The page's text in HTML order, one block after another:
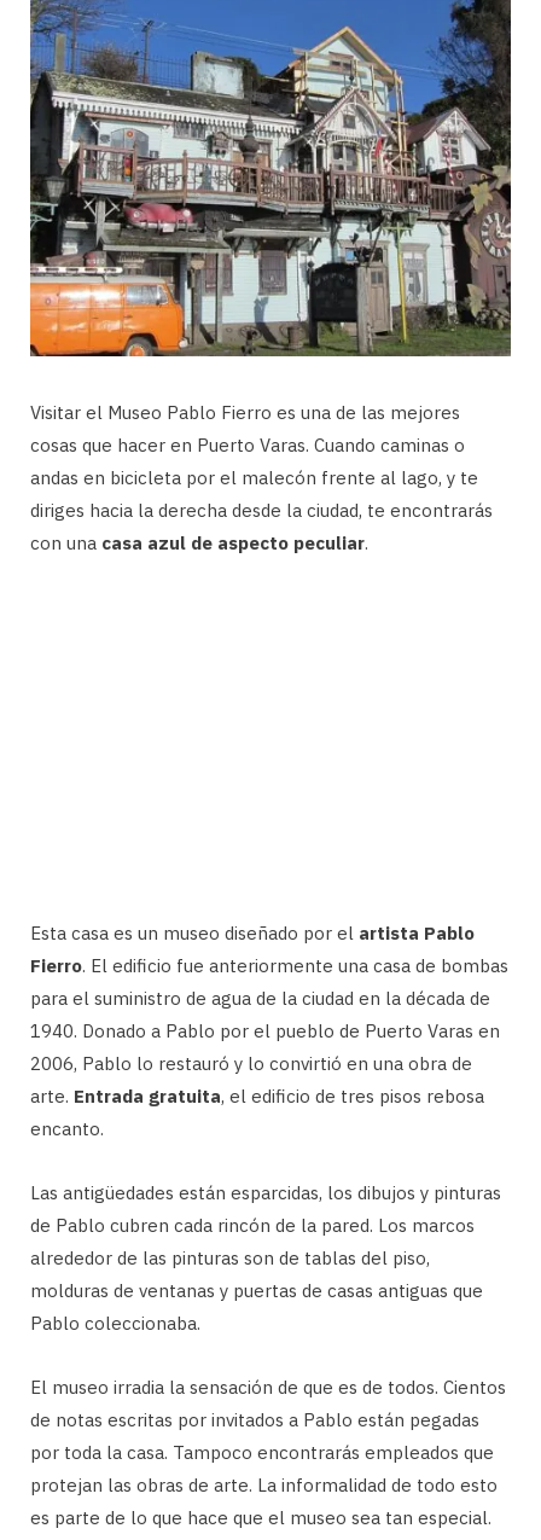
Visitar el Museo Pablo Fierro es una de las mejores
cosas que hacer en Puerto Varas. Cuando caminas o
andas en bicicleta por el malecón frente al lago, y te
diriges hacia la derecha desde la ciudad, te encontrarás
con una casa azul de aspecto peculiar.
Esta casa es un museo diseñado por el artista Pablo
Fierro. El edificio fue anteriormente una casa de bombas
para el suministro de agua de la ciudad en la década de
1940. Donado a Pablo por el pueblo de Puerto Varas en
2006, Pablo lo restauró y lo convirtió en una obra de
arte. Entrada gratuita, el edificio de tres pisos rebosa
encanto.
Las antigüedades están esparcidas, los dibujos y pinturas
de Pablo cubren cada rincón de la pared. Los marcos
alrededor de las pinturas son de tablas del piso,
molduras de ventanas y puertas de casas antiguas que
Pablo coleccionaba.
El museo irradia la sensación de que es de todos. Cientos
de notas escritas por invitados a Pablo están pegadas
por toda la casa. Tampoco encontrarás empleados que
protejan las obras de arte. La informalidad de todo esto
es parte de lo que hace que el museo sea tan especial.